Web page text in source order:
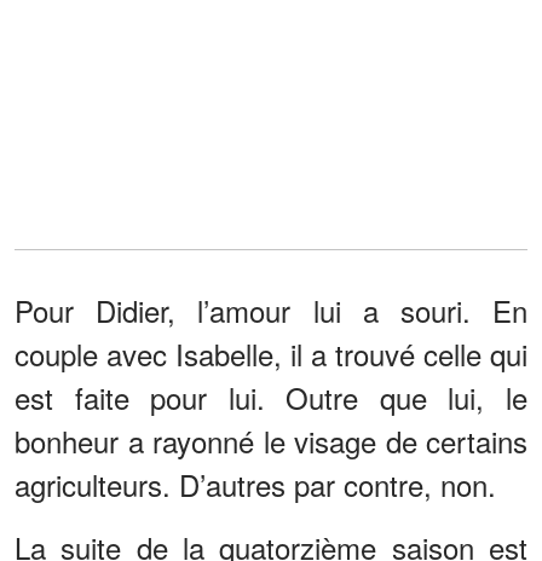
Pour Didier, l’amour lui a souri. En
couple avec Isabelle, il a trouvé celle qui
est faite pour lui. Outre que lui, le
bonheur a rayonné le visage de certains
agriculteurs. D’autres par contre, non.
La suite de la quatorzième saison est